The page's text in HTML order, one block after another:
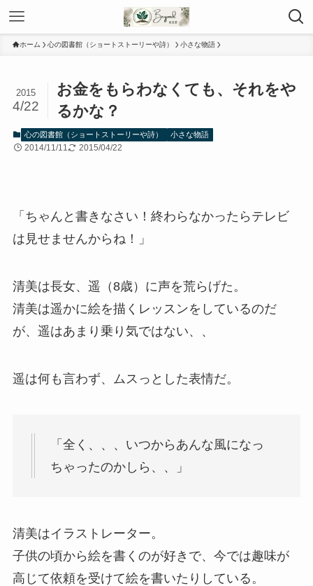
ホーム 心の図書館（ショートストーリーや詩） 小さな物語
お金をもらわなくても、それをや
るかな？
2015
4/22
心の図書館（ショートストーリーや詩） 小さな物語
2014/11/11 2015/04/22
「ちゃんと書きなさい！終わらなかったらテレビ
は見せませんからね！」
清美は長女、遥（8歳）に声を荒らげた。
清美は遥かに絵を描くレッスンをしているのだ
が、遥はあまり乗り気ではない、、
遥は何も言わず、ムスっとした表情だ。
「全く、、、いつからあんな風になっ
ちゃったのかしら、、」
清美はイラストレーター。
子供の頃から絵を書くのが好きで、今では趣味が
高じて依頼を受けて絵を書いたりしている。